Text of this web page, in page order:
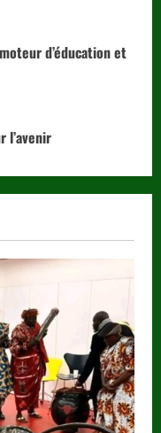
d’éducation et
l’avenir